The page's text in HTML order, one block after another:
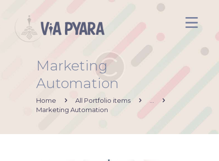
Marketing
Automation
Home All Portfolio items
...
Marketing Automation
Inicio
Acerca de mi
Via Pyara
Servicios
Aliados